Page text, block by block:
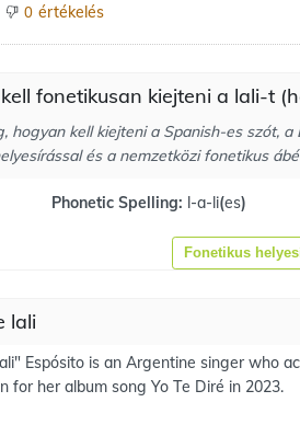
0 értékelés
fonetikusan kiejteni a lali-t
hogyan kell kiejteni a Spanish-es szót,
és a nemzetközi fonetikus
Phonetic Spelling: l-a-li(es)
Fonetikus
lali
Espósito is an Argentine singer who
for her album song Yo Te Diré in 2023.